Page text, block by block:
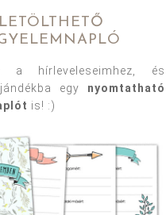
LETÖLTHETŐ
a hírleveleseimhez, és
egy nyomtatható
is! :)